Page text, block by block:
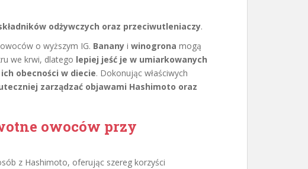
odżywczych oraz przeciwutleniaczy.
o wyższym IG. Banany i winogrona mogą
we krwi, dlatego lepiej jeść je w umiarkowanych
obecności w diecie. Dokonując właściwych
zarządzać objawami Hashimoto oraz
owoców przy
z Hashimoto, oferując szereg korzyści